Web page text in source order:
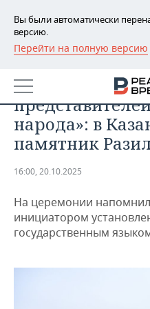
Вы были автоматически
версию.
Перейти на полную версию
РЕГИОНЫ
БАШКОРТОСТАН
ТАТАРСТАН
УДМУРТИЯ
НОВОСТИ
АНАЛИТИКА
НОВОСТИ АНАЛИТИКИ
ДЕКЛАРАЦИИ О
КОРОЛИ ГОСЗАКАЗА
ВУЗЫ ТАТАРСТАНА
КОМУ ПРИНАДЛЕЖАТ
ЭКОНОМИКА
НОВОСТИ ЭКОНОМИКИ
ФИНАНСЫ
БАНКИ
БЮДЖЕТ
ПРОМЫШЛЕННОСТЬ
НОВОСТИ
ПРОМЫШЛЕННОСТИ
НЕДВИЖИМОСТЬ
НОВОСТИ
АВТО
НОВОСТИ АВТО
БИЗНЕС
«Один из
народа»: в
памятник
16:00, 20.10.2025
На церемонии
инициатором
государственным